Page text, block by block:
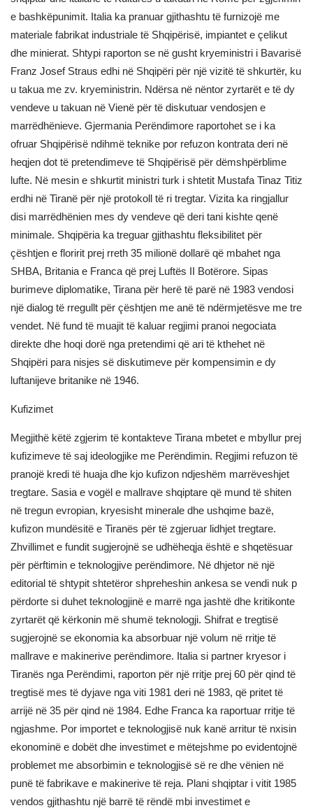
e bashkëpunimit. Italia ka pranuar gjithashtu të furnizojë me
materiale fabrikat industriale të Shqipërisë, impiantet e çelikut
dhe minierat. Shtypi raporton se në gusht kryeministri i Bavarisë
Franz Josef Straus edhi në Shqipëri për një vizitë të shkurtër, ku
u takua me zv. kryeministrin. Ndërsa në nëntor zyrtarët e të dy
vendeve u takuan në Vienë për të diskutuar vendosjen e
marrëdhënieve. Gjermania Perëndimore raportohet se i ka
ofruar Shqipërisë ndihmë teknike por refuzon kontrata deri në
heqjen dot të pretendimeve të Shqipërisë për dëmshpërblime
lufte. Në mesin e shkurtit ministri turk i shtetit Mustafa Tinaz Titiz
erdhi në Tiranë për një protokoll të ri tregtar. Vizita ka ringjallur
disi marrëdhënien mes dy vendeve që deri tani kishte qenë
minimale. Shqipëria ka treguar gjithashtu fleksibilitet për
çështjen e floririt prej rreth 35 milionë dollarë që mbahet nga
SHBA, Britania e Franca që prej Luftës II Botërore. Sipas
burimeve diplomatike, Tirana për herë të parë në 1983 vendosi
një dialog të rregullt për çështjen me anë të ndërmjetësve me tre
vendet. Në fund të muajit të kaluar regjimi pranoi negociata
direkte dhe hoqi dorë nga pretendimi që ari të kthehet në
Shqipëri para nisjes së diskutimeve për kompensimin e dy
luftanijeve britanike në 1946.
Kufizimet
Megjithë këtë zgjerim të kontakteve Tirana mbetet e mbyllur prej
kufizimeve të saj ideologjike me Perëndimin. Regjimi refuzon të
pranojë kredi të huaja dhe kjo kufizon ndjeshëm marrëveshjet
tregtare. Sasia e vogël e mallrave shqiptare që mund të shiten
në tregun evropian, kryesisht minerale dhe ushqime bazë,
kufizon mundësitë e Tiranës për të zgjeruar lidhjet tregtare.
Zhvillimet e fundit sugjerojnë se udhëheqja është e shqetësuar
për përftimin e teknologjive perëndimore. Në dhjetor në një
editorial të shtypit shtetëror shpreheshin ankesa se vendi nuk p
përdorte si duhet teknologjinë e marrë nga jashtë dhe kritikonte
zyrtarët që kërkonin më shumë teknologji. Shifrat e tregtisë
sugjerojnë se ekonomia ka absorbuar një volum në rritje të
mallrave e makinerive perëndimore. Italia si partner kryesor i
Tiranës nga Perëndimi, raporton për një rritje prej 60 për qind të
tregtisë mes të dyjave nga viti 1981 deri në 1983, që pritet të
arrijë në 35 për qind në 1984. Edhe Franca ka raportuar rritje të
ngjashme. Por importet e teknologjisë nuk kanë arritur të nxisin
ekonominë e dobët dhe investimet e mëtejshme po evidentojnë
problemet me absorbimin e teknologjisë së re dhe vënien në
punë të fabrikave e makinerive të reja. Plani shqiptar i vitit 1985
vendos gjithashtu një barrë të rëndë mbi investimet e